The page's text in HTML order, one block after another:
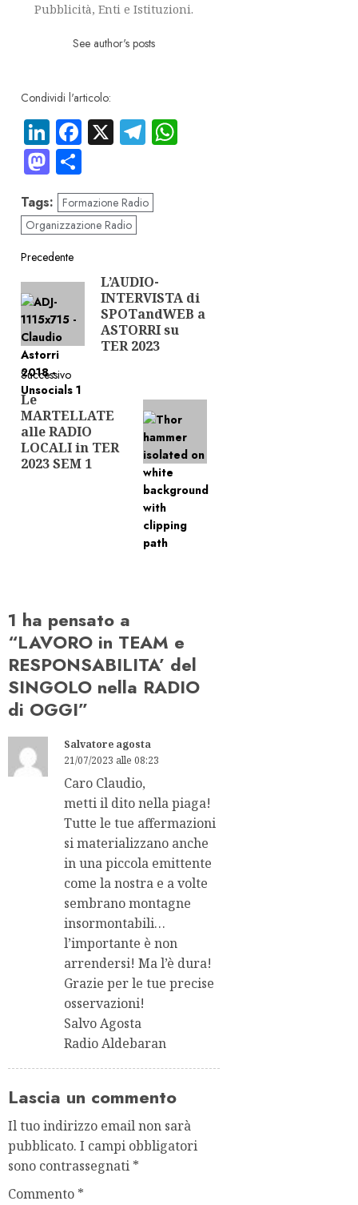
Pubblicità, Enti e Istituzioni.
See author's posts
Condividi l'articolo:
LinkedIn
Facebook
X Telegram
Mastodon
Tags: Formazione Radio
Organizzazione Radio
Navigazione
articolo
Precedente
Articolo
precedente:
L’AUDIO-
INTERVISTA di
SPOTandWEB a
ASTORRI su
TER 2023
Successivo
Articolo
successivo:
Le
MARTELLATE
alle RADIO
LOCALI in TER
2023 SEM 1
1 ha pensato a
“LAVORO in TEAM e
RESPONSABILITA’ del
SINGOLO nella RADIO
di OGGI”
Salvatore agosta
21/07/2023 alle 08:23
Caro Claudio,
metti il dito nella piaga!
Tutte le tue affermazioni
si materializzano anche
in una piccola emittente
come la nostra e a volte
sembrano montagne
insormontabili…
l’importante è non
arrendersi! Ma l’è dura!
Grazie per le tue precise
osservazioni!
Salvo Agosta
Radio Aldebaran
Lascia un commento
Il tuo indirizzo email non sarà
pubblicato. I campi obbligatori
sono contrassegnati *
Commento *